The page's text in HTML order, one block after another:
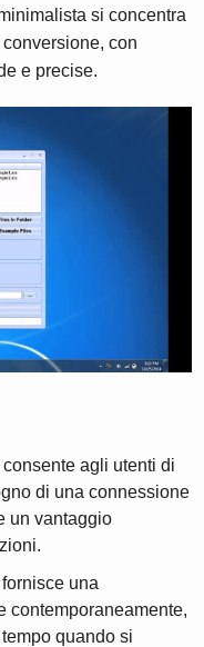
si concentra
con
e precise.
agli utenti di
di una connessione
un vantaggio
una
contemporaneamente,
quando si